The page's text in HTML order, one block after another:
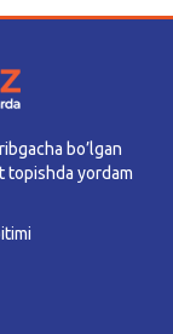
bo’lgan
topishda yordam